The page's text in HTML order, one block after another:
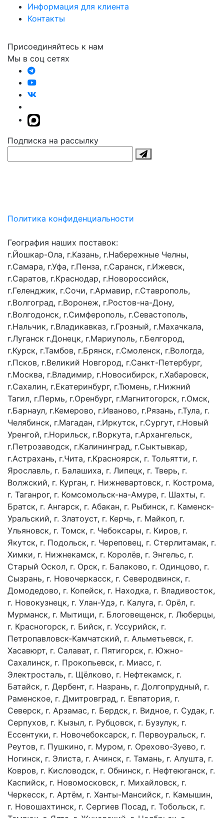
Информация для клиента
Контакты
Присоединяйтесь к нам
Мы в соц сетях
Подписка на рассылку
Политика конфиденциальности
География наших поставок:
г.Йошкар-Ола, г.Казань, г.Набережные Челны,
г.Самара, г.Уфа, г.Пенза, г.Саранск, г.Ижевск,
г.Саратов, г.Краснодар, г.Новороссийск,
г.Геленджик, г.Сочи, г.Армавир, г.Ставрополь,
г.Волгоград, г.Воронеж, г.Ростов-на-Дону,
г.Волгодонск, г.Симферополь, г.Севастополь,
г.Нальчик, г.Владикавказ, г.Грозный, г.Махачкала,
г.Луганск г.Донецк, г.Мариуполь, г.Белгород,
г.Курск, г.Тамбов, г.Брянск, г.Смоленск, г.Вологда,
г.Псков, г.Великий Новгород, г.Санкт-Петербург,
г.Москва, г.Владимир, г.Новосибирск, г.Хабаровск,
г.Сахалин, г.Екатеринбург, г.Тюмень, г.Нижний
Тагил, г.Пермь, г.Оренбург, г.Магнитогорск, г.Омск,
г.Барнаул, г.Кемерово, г.Иваново, г.Рязань, г.Тула, г.
Челябинск, г.Магадан, г.Иркутск, г.Сургут, г.Новый
Уренгой, г.Норильск, г.Воркута, г.Архангельск,
г.Петрозаводск, г.Калининград, г.Сыктывкар,
г.Астрахань, г.Чита, г.Красноярск, г. Тольятти, г.
Ярославль, г. Балашиха, г. Липецк, г. Тверь, г.
Волжский, г. Курган, г. Нижневартовск, г. Кострома,
г. Таганрог, г. Комсомольск-на-Амуре, г. Шахты, г.
Братск, г. Ангарск, г. Абакан, г. Рыбинск, г. Каменск-
Уральский, г. Златоуст, г. Керчь, г. Майкоп, г.
Ульяновск, г. Томск, г. Чебоксары, г. Киров, г.
Якутск, г. Подольск, г. Череповец, г. Стерлитамак, г.
Химки, г. Нижнекамск, г. Королёв, г. Энгельс, г.
Старый Оскол, г. Орск, г. Балаково, г. Одинцово, г.
Сызрань, г. Новочеркасск, г. Северодвинск, г.
Домодедово, г. Копейск, г. Находка, г. Владивосток,
г. Новокузнецк, г. Улан-Удэ, г. Калуга, г. Орёл, г.
Мурманск, г. Мытищи, г. Блоговещенск, г. Люберцы,
г. Красногорск, г. Бийск, г. Уссурийск, г.
Петропавловск-Камчатский, г. Альметьевск, г.
Хасавюрт, г. Салават, г. Пятигорск, г. Южно-
Сахалинск, г. Прокопьевск, г. Миасс, г.
Электросталь, г. Щёлково, г. Нефтекамск, г.
Батайск, г. Дербент, г. Назрань, г. Долгопрудный, г.
Раменское, г. Дмитровград, г. Евпатория, г.
Северск, г. Арзамас, г. Бердск, г. Видное, г. Судак, г.
Серпухов, г. Кызыл, г. Рубцовск, г. Бузулук, г.
Ессентуки, г. Новочебоксарск, г. Первоуральск, г.
Реутов, г. Пушкино, г. Муром, г. Орехово-Зуево, г.
Ногинск, г. Элиста, г. Ачинск, г. Тамань, г. Алушта, г.
Ковров, г. Кисловодск, г. Обнинск, г. Нефтеюганск, г.
Каспийск, г. Новомосковск, г. Михайловск, г.
Черкесск, г. Артём, г. Ханты-Мансийск, г. Камышин,
г. Новошахтинск, г. Сергиев Посад, г. Тобольск, г.